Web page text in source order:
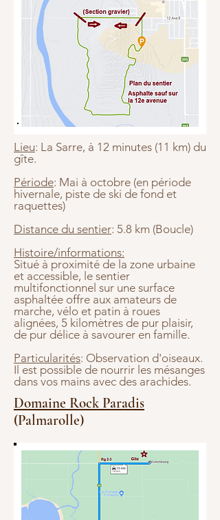
Lieu: La Sarre, à 12 minutes (11 km) du
gîte.
Période: Mai à octobre (en période
hivernale, piste de ski de fond et
raquettes)
Distance du sentier: 5.8 km (Boucle)
Histoire/informations:
Situé à proximité de la zone urbaine
et accessible, le sentier
multifonctionnel sur une surface
asphaltée offre aux amateurs de
marche, vélo et patin à roues
alignées, 5 kilomètres de pur plaisir,
de pur délice à savourer en famille.
Particularités: Observation d'oiseaux.
Il est possible de nourrir les mésanges
dans vos mains avec des arachides.
Domaine Rock Paradis
(Palmarolle)